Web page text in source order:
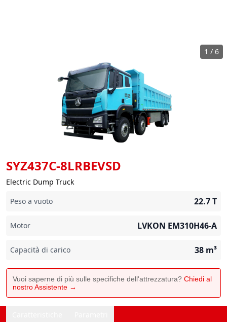
SYZ437C-8LRBEVSD
Electric Dump Truck
Peso a vuoto
22.7T
Motor LVKON EM310H46-A
Capacità di carico 38 m³
Vuoi saperne di più sulle specifiche dell'attrezzatura? Chiedi al
nostro Assistente →
1 / 6